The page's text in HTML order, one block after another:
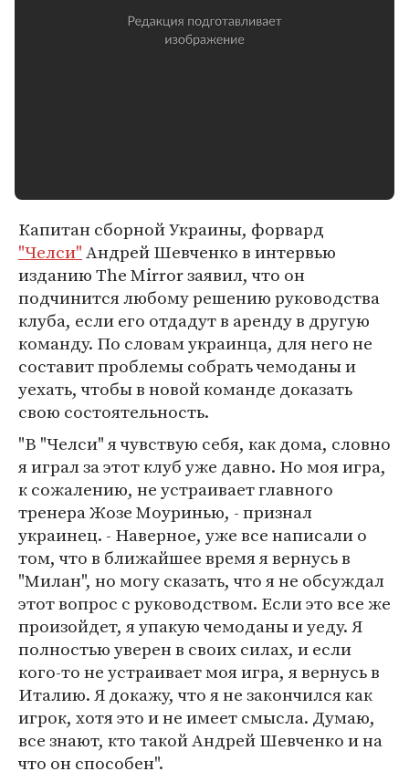
Капитан сборной Украины, форвард
"Челси"Андрей Шевченко в интервью
изданию The Mirror заявил, что он
подчинится любому решению руководства
клуба, если его отдадут в аренду в другую
команду. По словам украинца, для него не
составит проблемы собрать чемоданы и
уехать, чтобы в новой команде доказать
свою состоятельность.
"В "Челси" я чувствую себя, как дома, словно
я играл за этот клуб уже давно. Но моя игра,
к сожалению, не устраивает главного
тренера Жозе Моуринью, - признал
украинец. - Наверное, уже все написали о
том, что в ближайшее время я вернусь в
"Милан", но могу сказать, что я не обсуждал
этот вопрос с руководством. Если это все же
произойдет, я упакую чемоданы и уеду. Я
полностью уверен в своих силах, и если
кого-то не устраивает моя игра, я вернусь в
Италию. Я докажу, что я не закончился как
игрок, хотя это и не имеет смысла. Думаю,
все знают, кто такой Андрей Шевченко и на
что он способен".